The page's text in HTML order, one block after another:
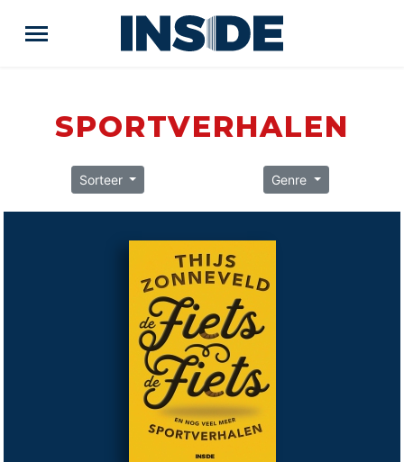
SPORTVERHALEN
Sorteer Genre